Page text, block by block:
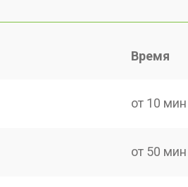
Время
от 10 мин
от 50 мин